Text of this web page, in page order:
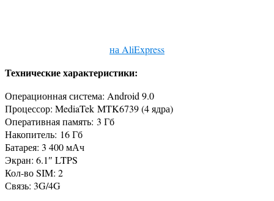
на AliExpress
Технические характеристики:
Операционная система: Android 9.0
Процессор: MediaTek MTK6739 (4 ядра)
Оперативная память: 3 Гб
Накопитель: 16 Гб
Батарея: 3 400 мАч
Экран: 6.1″ LTPS
Кол-во SIM: 2
Связь: 3G/4G